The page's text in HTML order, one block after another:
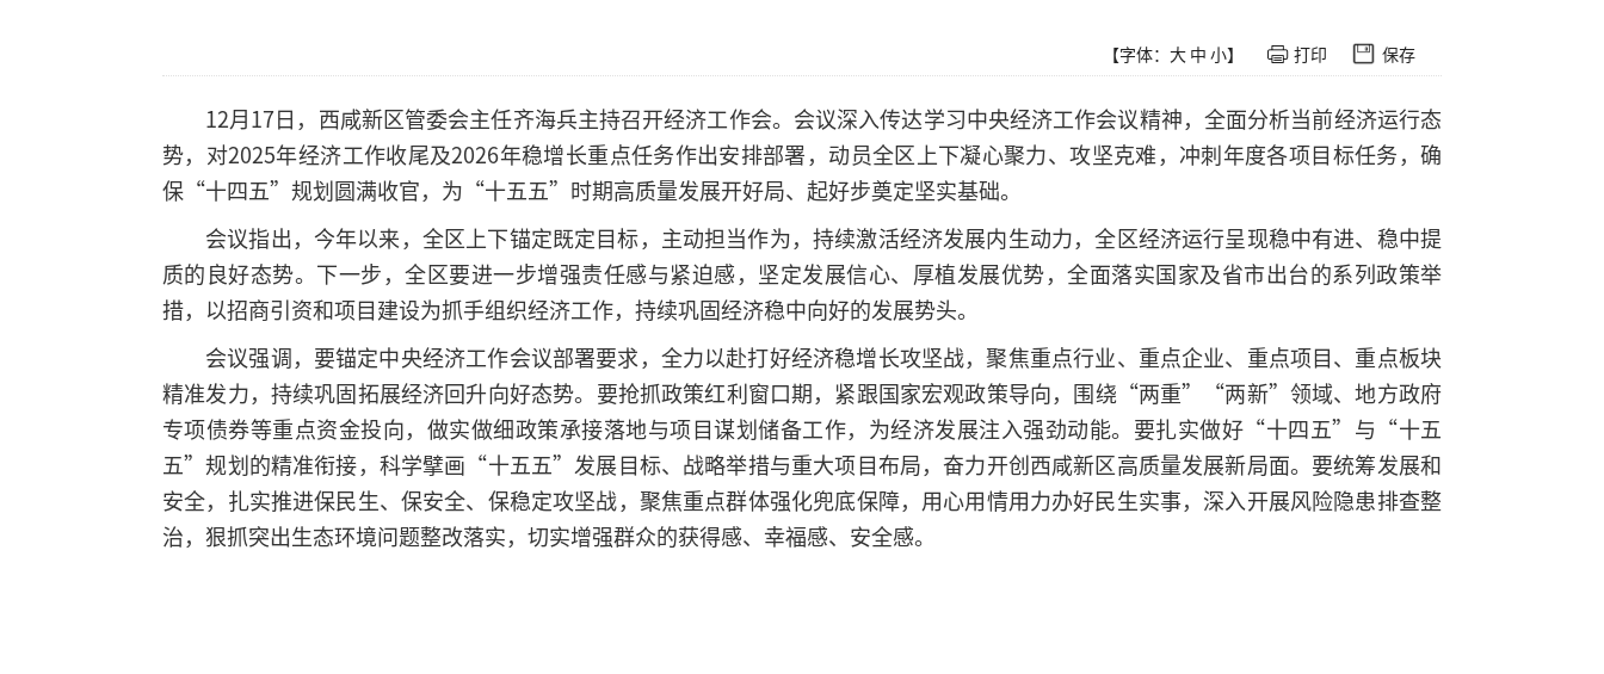
【字体： 大 中 小】 打印 保存
12月17日，西咸新区管委会主任齐海兵主持召开经济工作会。会议深入传达学习中央经济工作会议精神，全面分析当前经济运行态
势，对2025年经济工作收尾及2026年稳增长重点任务作出安排部署，动员全区上下凝心聚力、攻坚克难，冲刺年度各项目标任务，确
保“十四五”规划圆满收官，为“十五五”时期高质量发展开好局、起好步奠定坚实基础。
会议指出，今年以来，全区上下锚定既定目标，主动担当作为，持续激活经济发展内生动力，全区经济运行呈现稳中有进、稳中提
质的良好态势。下一步，全区要进一步增强责任感与紧迫感，坚定发展信心、厚植发展优势，全面落实国家及省市出台的系列政策举
措，以招商引资和项目建设为抓手组织经济工作，持续巩固经济稳中向好的发展势头。
会议强调，要锚定中央经济工作会议部署要求，全力以赴打好经济稳增长攻坚战，聚焦重点行业、重点企业、重点项目、重点板块
精准发力，持续巩固拓展经济回升向好态势。要抢抓政策红利窗口期，紧跟国家宏观政策导向，围绕“两重”“两新”领域、地方政府
专项债券等重点资金投向，做实做细政策承接落地与项目谋划储备工作，为经济发展注入强劲动能。要扎实做好“十四五”与“十五
五”规划的精准衔接，科学擘画“十五五”发展目标、战略举措与重大项目布局，奋力开创西咸新区高质量发展新局面。要统筹发展和
安全，扎实推进保民生、保安全、保稳定攻坚战，聚焦重点群体强化兜底保障，用心用情用力办好民生实事，深入开展风险隐患排查整
治，狠抓突出生态环境问题整改落实，切实增强群众的获得感、幸福感、安全感。